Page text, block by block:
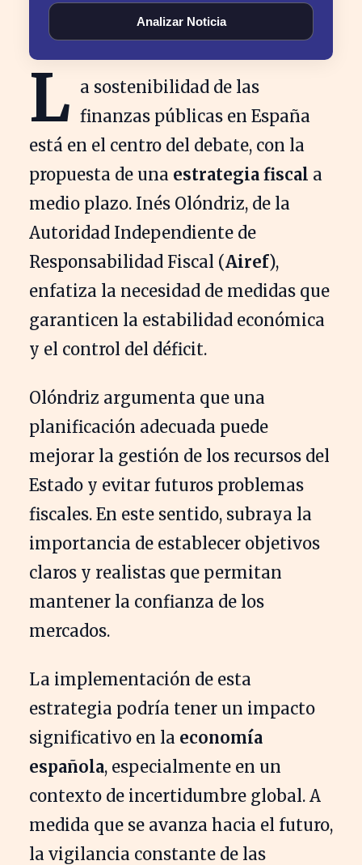
Analizar Noticia
L a sostenibilidad de las
finanzas públicas en España
está en el centro del debate, con la
propuesta de una estrategia fiscal a
medio plazo. Inés Olóndriz, de la
Autoridad Independiente de
Responsabilidad Fiscal (Airef),
enfatiza la necesidad de medidas que
garanticen la estabilidad económica
y el control del déficit.
Olóndriz argumenta que una
planificación adecuada puede
mejorar la gestión de los recursos del
Estado y evitar futuros problemas
fiscales. En este sentido, subraya la
importancia de establecer objetivos
claros y realistas que permitan
mantener la confianza de los
mercados.
La implementación de esta
estrategia podría tener un impacto
significativo en la economía
española, especialmente en un
contexto de incertidumbre global. A
medida que se avanza hacia el futuro,
la vigilancia constante de las